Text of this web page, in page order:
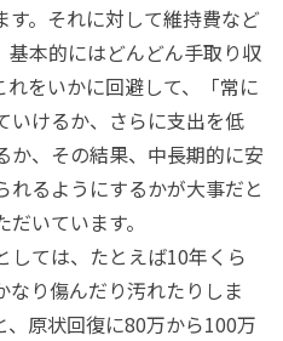
す。それに対して維持費など
基本的にはどんどん手取り収
れをいかに回避して、「常に
いけるか、さらに支出を低
か、その結果、中長期的に安
れるようにするかが大事だと
いています。
しては、たとえば10年くら
なり傷んだり汚れたりしま
原状回復に80万から100万